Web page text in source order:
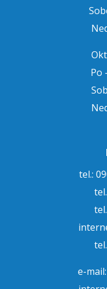
Po
tel.:
e-mail: